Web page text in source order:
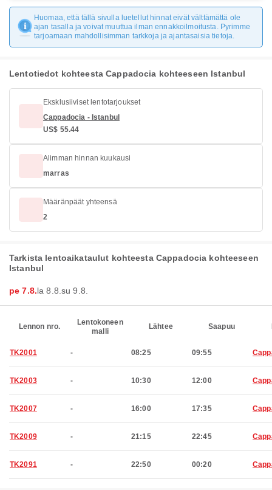
Huomaa, että tällä sivulla luetellut hinnat eivät välttämättä ole
ajan tasalla ja voivat muuttua ilman ennakkoilmoitusta. Pyrimme
tarjoamaan mahdollisimman tarkkoja ja ajantasaisia tietoja.
Lentotiedot kohteesta Cappadocia kohteeseen Istanbul
Eksklusiiviset lentotarjoukset
Cappadocia - Istanbul
US$ 55.44
Alimman hinnan kuukausi
marras
Määränpäät yhteensä
2
Tarkista lentoaikataulut kohteesta Cappadocia kohteeseen
Istanbul
pe 7.8.la 8.8. su 9.8.
Lennon nro.
Lentokoneen
malli
Lähtee Saapuu
TK2001 - 08:25 09:55
TK2003 - 10:30 12:00
TK2007 - 16:00 17:35
TK2009 - 21:15 22:45
TK2091 - 22:50 00:20